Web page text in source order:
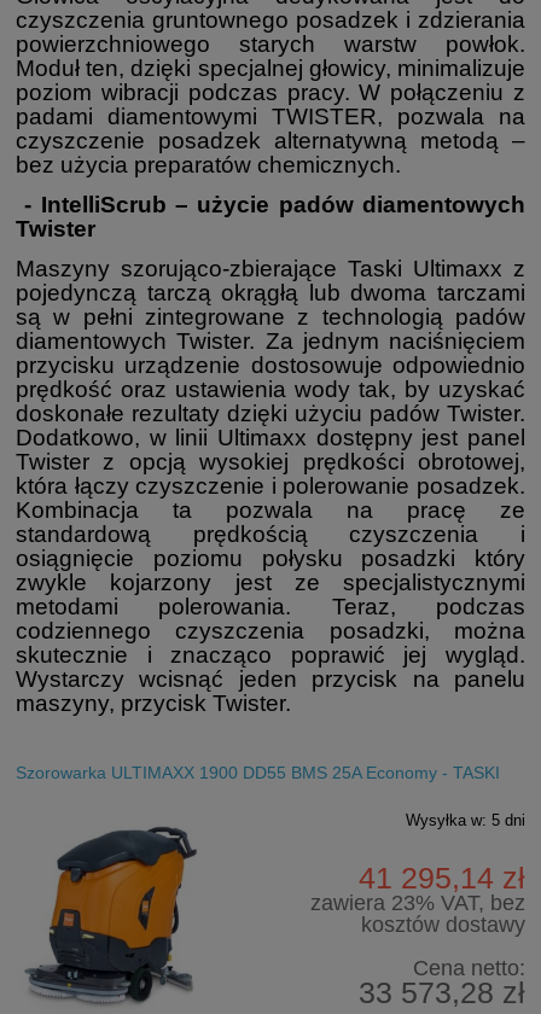
czyszczenia gruntownego posadzek i zdzierania
powierzchniowego starych warstw powłok.
Moduł ten, dzięki specjalnej głowicy, minimalizuje
poziom wibracji podczas pracy. W połączeniu z
padami diamentowymi TWISTER, pozwala na
czyszczenie posadzek alternatywną metodą –
bez użycia preparatów chemicznych.
- IntelliScrub – użycie padów diamentowych
Twister
Maszyny szorująco-zbierające Taski Ultimaxx z
pojedynczą tarczą okrągłą lub dwoma tarczami
są w pełni zintegrowane z technologią padów
diamentowych Twister. Za jednym naciśnięciem
przycisku urządzenie dostosowuje odpowiednio
prędkość oraz ustawienia wody tak, by uzyskać
doskonałe rezultaty dzięki użyciu padów Twister.
Dodatkowo, w linii Ultimaxx dostępny jest panel
Twister z opcją wysokiej prędkości obrotowej,
która łączy czyszczenie i polerowanie posadzek.
Kombinacja ta pozwala na pracę ze
standardową prędkością czyszczenia i
osiągnięcie poziomu połysku posadzki który
zwykle kojarzony jest ze specjalistycznymi
metodami polerowania. Teraz, podczas
codziennego czyszczenia posadzki, można
skutecznie i znacząco poprawić jej wygląd.
Wystarczy wcisnąć jeden przycisk na panelu
maszyny, przycisk Twister.
Szorowarka ULTIMAXX 1900 DD55 BMS 25A Economy - TASKI
Wysyłka w: 5 dni
41 295,14 zł
zawiera 23% VAT, bez
kosztów dostawy
Cena netto:
33 573,28 zł